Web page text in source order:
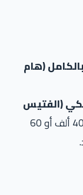
(هام
(الفتيس
– قد يوصي الوكيل بتغييره عند 40 ألف أو 60